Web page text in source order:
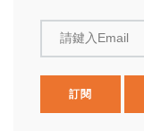
請鍵入Email
訂閱